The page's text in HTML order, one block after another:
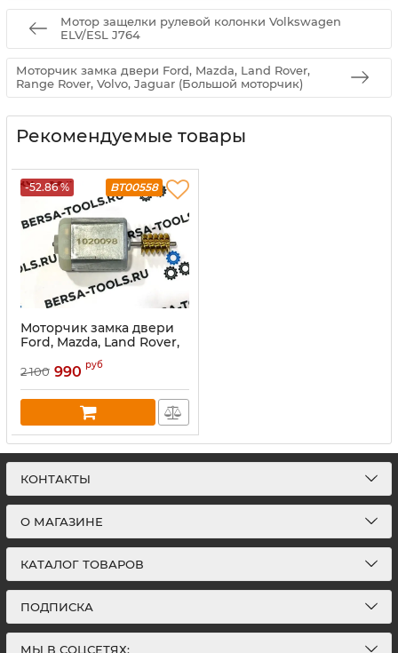
Мотор защелки рулевой колонки Volkswagen
ELV/ESL J764
Моторчик замка двери Ford, Mazda, Land Rover,
Range Rover, Volvo, Jaguar (Большой моторчик)
Рекомендуемые товары
-52.86 % BT00558
Моторчик замка двери
Ford, Mazda, Land Rover,
Range Rover, Volvo,
Jaguar (Большой
2 100 990 руб
КОНТАКТЫ
О МАГАЗИНЕ
КАТАЛОГ ТОВАРОВ
ПОДПИСКА
МЫ В СОЦСЕТЯХ: